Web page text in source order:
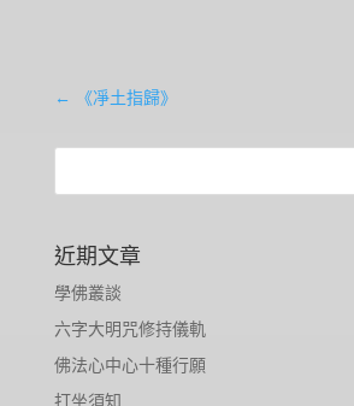
← 《凈土指歸》
近期文章
學佛叢談
六字大明咒修持儀軌
佛法心中心十種行願
打坐須知